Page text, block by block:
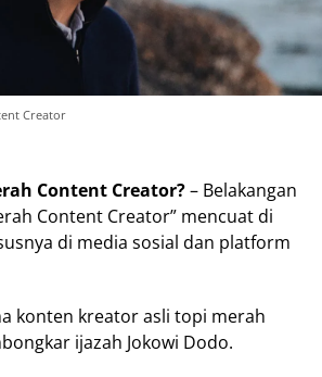
Creator
Content Creator?– Belakangan
Content Creator” mencuat di
di media sosial dan platform
konten kreator asli topi merah
ijazah Jokowi Dodo.